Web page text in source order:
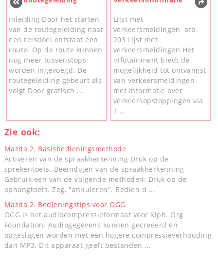
Inleiding Door het starten
van de routegeleiding naar
een reisdoel ontstaat een
route. Op de route kunnen
nog meer tussenstops
worden ingevoegd. De
routegeleiding gebeurt als
volgt Door grafisch ...
Lijst met
verkeersmeldingen afb.
203 Lijst met
verkeersmeldingen Het
infotainment biedt de
mogelijkheid tot ontvangst
van verkeersmeldingen
met informatie over
verkeersopstoppingen via
T ...
Zie ook:
Mazda 2. Basisbedieningsmethode
Activeren van de spraakherkenning Druk op de
sprekentoets. Beëindigen van de spraakherkenning
Gebruik een van de volgende methoden: Druk op de
ophangtoets. Zeg, "annuleren". Bedien d ...
Mazda 2. Bedieningstips voor OGG
OGG is het audiocompressieformaat voor Xiph. Org
Foundation. Audiogegevens kunnen gecreëerd en
opgeslagen worden met een hogere compressieverhouding
dan MP3. Dit apparaat geeft bestanden ...